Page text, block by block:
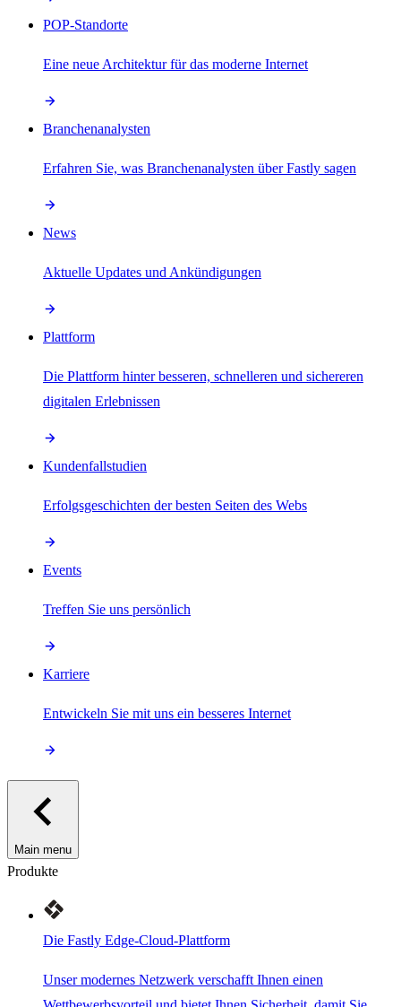
POP-Standorte
Eine neue Architektur für das moderne Internet
Branchenanalysten
Erfahren Sie, was Branchenanalysten über Fastly sagen
News
Aktuelle Updates und Ankündigungen
Plattform
Die Plattform hinter besseren, schnelleren und sichereren
digitalen Erlebnissen
Kundenfallstudien
Erfolgsgeschichten der besten Seiten des Webs
Events
Treffen Sie uns persönlich
Karriere
Entwickeln Sie mit uns ein besseres Internet
Main menu
Produkte
Die Fastly Edge-Cloud-Plattform
Unser modernes Netzwerk verschafft Ihnen einen